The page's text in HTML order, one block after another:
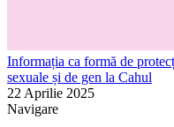
Informația ca formă de
sexuale și de gen la Cahul
22 Aprilie 2025
Navigare